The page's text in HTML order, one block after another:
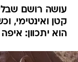
עושה רושם
קטן ואינטימי,
הוא יתכוון: